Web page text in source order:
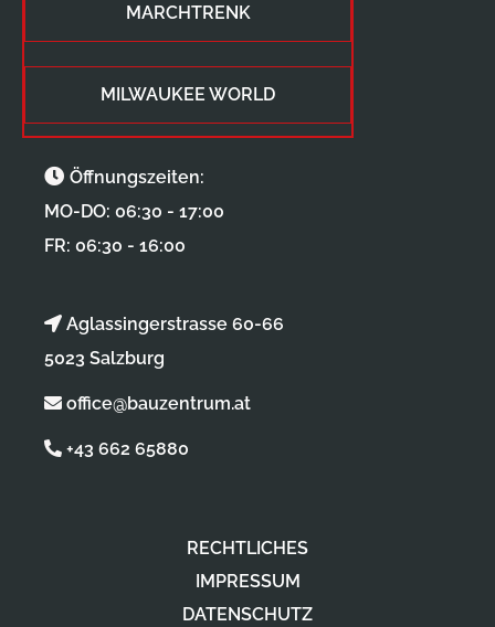
RECHTLICHES
IMPRESSUM
DATENSCHUTZ
MARCHTRENK
MILWAUKEE WORLD
Aglassingerstrasse 60-66
5023 Salzburg
office@bauzentrum.at
+43 662 65880
Öffnungszeiten:
MO-DO: 06:30 - 17:00
FR: 06:30 - 16:00